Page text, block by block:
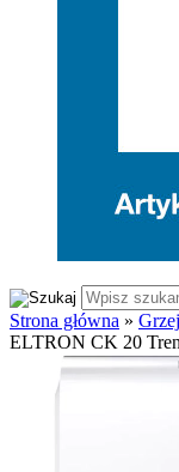
Strona główna »
ELTRON CK 20